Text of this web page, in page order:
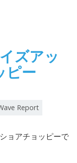
ズアッ
ピー
Report
ョアチョッピーで